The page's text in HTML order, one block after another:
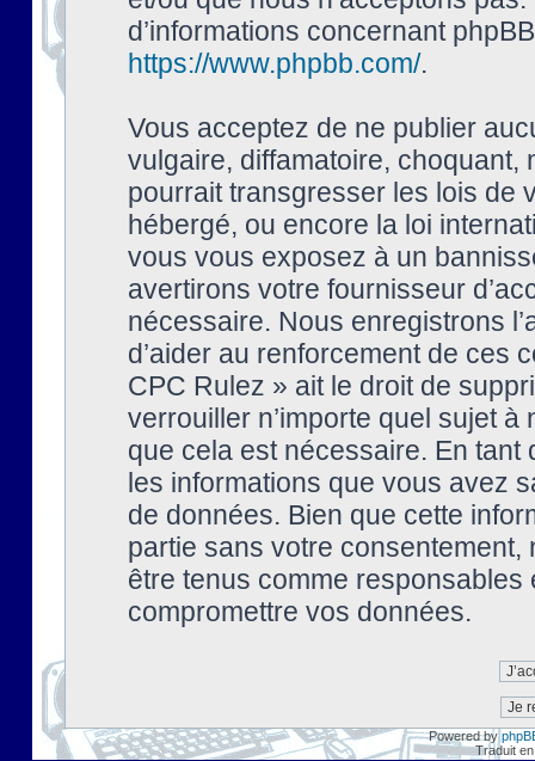
d’informations concernant
https://www.phpbb.com/.
Vous acceptez de ne publier
vulgaire, diffamatoire, choquant,
pourrait transgresser les lois de
hébergé, ou encore la loi
vous vous exposez à un
avertirons votre fournisseur
nécessaire. Nous enregistrons
d’aider au renforcement de ces
CPC Rulez » ait le droit de
verrouiller n’importe quel sujet à
que cela est nécessaire. En tant
les informations que vous avez
de données. Bien que cette
partie sans votre
être tenus comme
compromettre vos données.
Powered by
Traduit